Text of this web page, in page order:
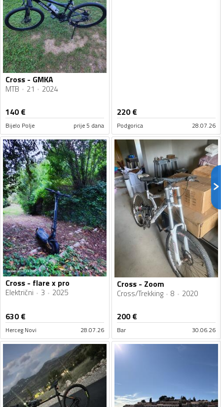
Cross - GMKA
MTB 21 2024
140€
Bijelo Polje prije 5 dana
220€
Podgorica 28.07.26
Cross - flare x pro
Električni 3 2025
630€
Herceg Novi 28.07.26
Cross - Zoom
Cross/Trekking 8 2020
200€
Bar 30.06.26